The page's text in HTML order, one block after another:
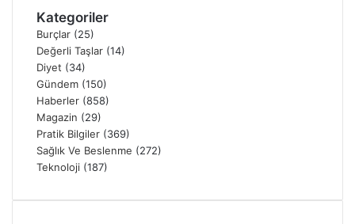
Kategoriler
Burçlar (25)
Değerli Taşlar (14)
Diyet (34)
Gündem (150)
Haberler (858)
Magazin (29)
Pratik Bilgiler (369)
Sağlık Ve Beslenme (272)
Teknoloji (187)